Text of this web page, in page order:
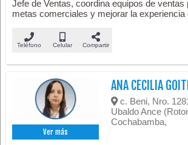
Jefe de Ventas, coordina equipos de ventas
metas comerciales y mejorar la experiencia
Teléfono Celular Compartir
Ver más
ANA CECILIA
c. Beni, Nro.
Ubaldo Ance
Cochabamba,